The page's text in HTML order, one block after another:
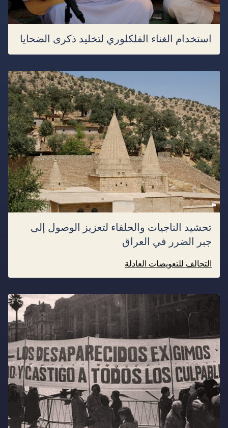
استخدام الغناء الفلكلوري لتخليد ذكرى الضحايا
تحشيد الناجيات والحلفاء لتعزيز الوصول إلى
جبر الضرر في العراق
التحالف للتعويضات العادلة